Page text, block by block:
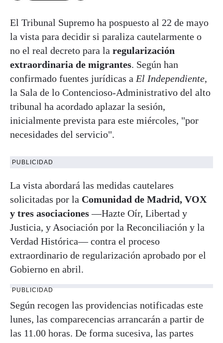
El Tribunal Supremo ha pospuesto al 22 de mayo
la vista para decidir si paraliza cautelarmente o
no el real decreto para la regularización
extraordinaria de migrantes. Según han
confirmado fuentes jurídicas a El Independiente,
la Sala de lo Contencioso-Administrativo del alto
tribunal ha acordado aplazar la sesión,
inicialmente prevista para este miércoles, "por
necesidades del servicio".
PUBLICIDAD
La vista abordará las medidas cautelares
solicitadas por la Comunidad de Madrid, VOX
y tres asociaciones—Hazte Oír, Libertad y
Justicia, y Asociación por la Reconciliación y la
Verdad Histórica— contra el proceso
extraordinario de regularización aprobado por el
Gobierno en abril.
PUBLICIDAD
Según recogen las providencias notificadas este
lunes, las comparecencias arrancarán a partir de
las 11.00 horas. De forma sucesiva, las partes